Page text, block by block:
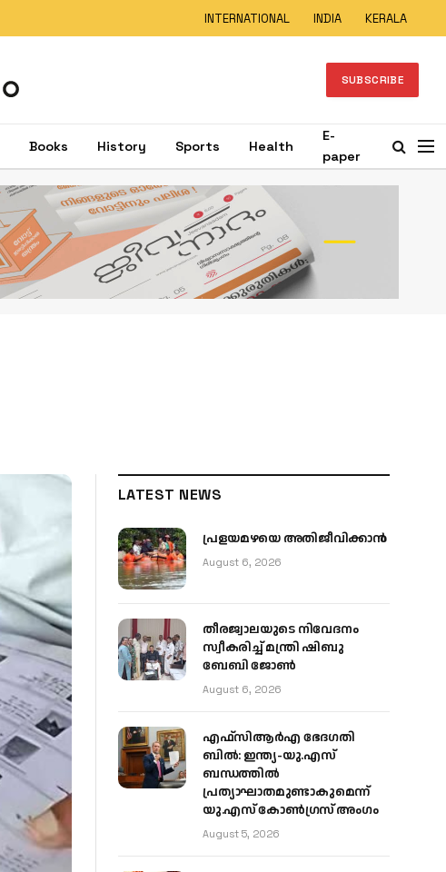
INTERNATIONAL INDIA KERALA
SUBSCRIBE
Books History Sports Health
E-
paper
LATEST NEWS
പ്രളയമഴയെ അതിജീവിക്കാന്‍
August 6, 2026
തീരജ്വാലയുടെ നിവേദനം
സ്വീകരിച്ച് മന്ത്രി ഷിബു
ബേബി ജോൺ
August 6, 2026
എഫ്‌സിആർഎ ഭേദഗതി
ബിൽ: ഇന്ത്യ-യു.എസ്
ബന്ധത്തിൽ
പ്രത്യാഘാതമുണ്ടാകുമെന്ന്
യു.എസ് കോൺഗ്രസ് അംഗം
August 5, 2026